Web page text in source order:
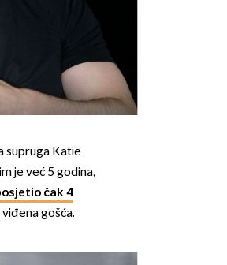
supruga Katie
je već 5 godina,
čak 4
gošća.